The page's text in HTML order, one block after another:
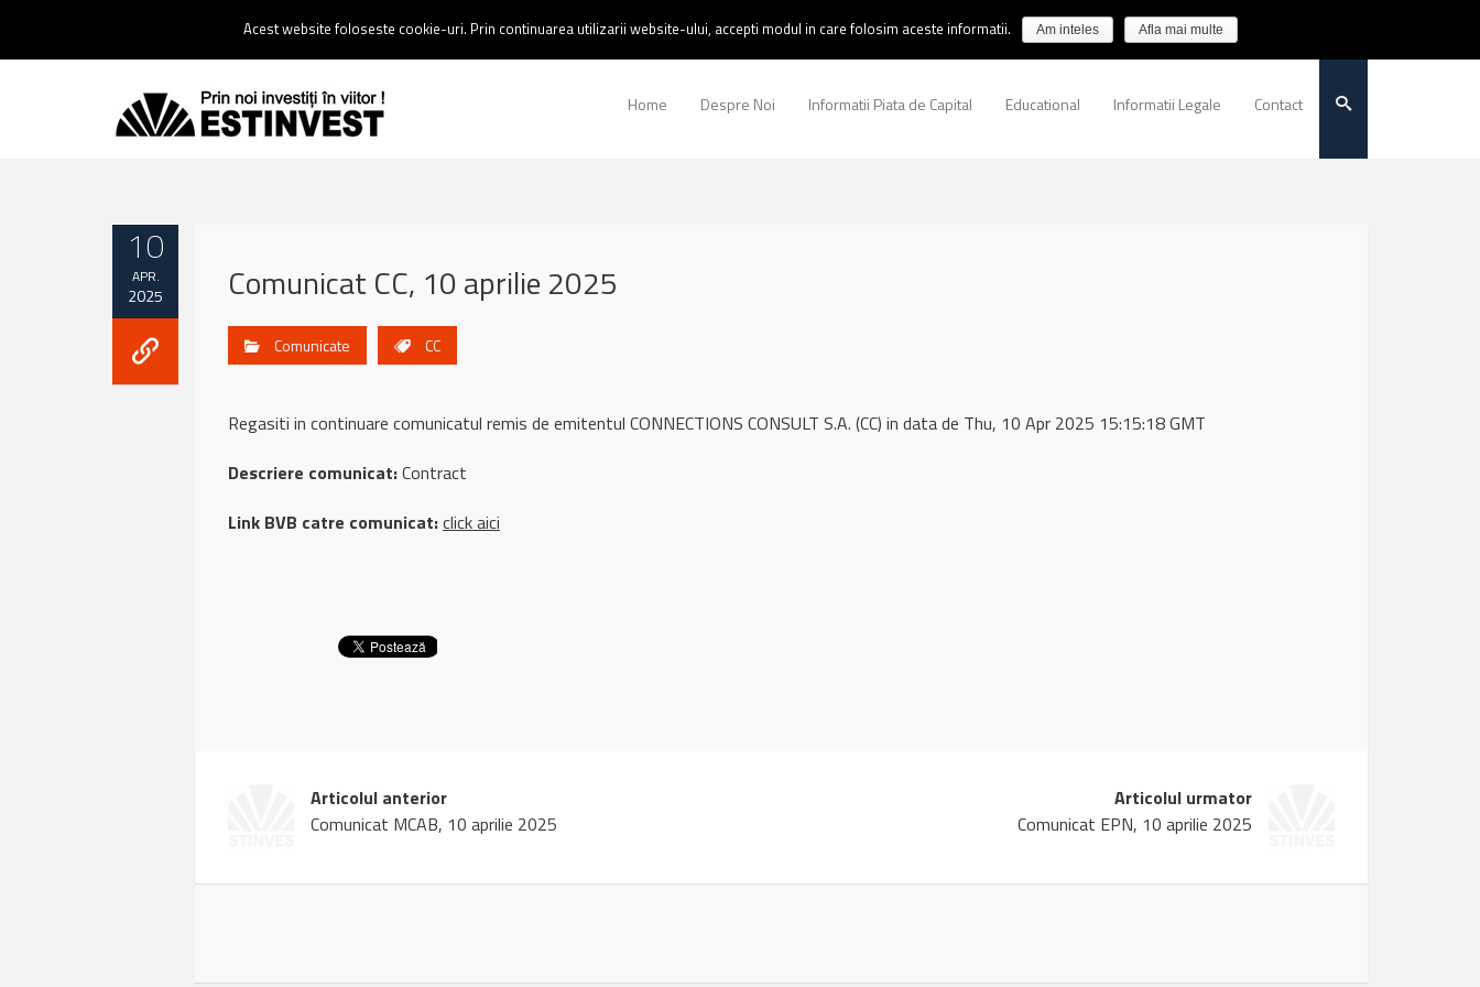
0237 238 900 |Email :contact@estinvest.ro
Home Despre Noi Informatii Piata de Capital Educational Informatii Legale Contact
10
APR.
2025 Comunicat CC, 10 aprilie 2025
Comunicate CC
Regasiti in continuare comunicatul remis de emitentul CONNECTIONS CONSULT S.A. (CC) in data de Thu, 10 Apr 2025 15:15:18 GMT
Descriere comunicat:Contract
Link BVB catre comunicat:click aici
Articolul anterior
Comunicat MCAB, 10 aprilie 2025
Articolul urmator
Comunicat EPN, 10 aprilie 2025
Acest website foloseste cookie-uri. Prin continuarea utilizarii website-ului, accepti modul in care folosim aceste informatii. Am inteles Afla mai multe